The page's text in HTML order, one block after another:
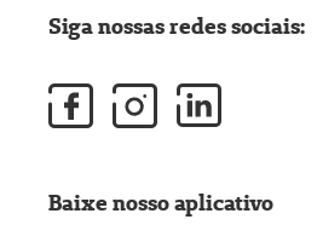
Siga nossas redes sociais:
Baixe nosso aplicativo